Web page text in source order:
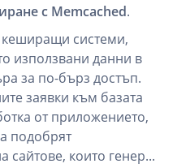
с Memcached.
кеширащи системи,
използвани данни в
за по-бърз достъп.
заявки към базата
от приложението,
подобрят
сайтове, които генер...